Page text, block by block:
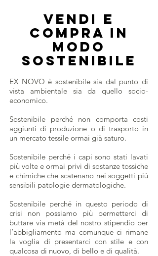
EX NOVO è sostenibile sia dal punto di
vista ambientale sia da quello socio-
economico.
Sostenibile perché non comporta costi
aggiunti di produzione o di trasporto in
un mercato tessile ormai già saturo.
Sostenibile perché i capi sono stati lavati
più volte e ormai privi di sostanze tossiche
e chimiche che scatenano nei soggetti più
sensibili patologie dermatologiche.
Sostenibile perché in questo periodo di
crisi non possiamo più permetterci di
buttare via metà del nostro stipendio per
l’abbigliamento ma comunque ci rimane
la voglia di presentarci con stile e con
qualcosa di nuovo, di bello e di qualità.
Vendi E
compra in
modo
SOSTENIBILE